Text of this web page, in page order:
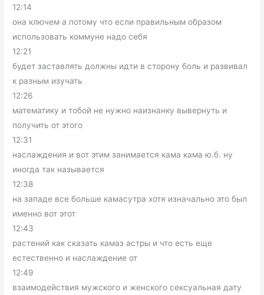
12:14
она ключем а потому что если правильным образом
использовать коммуне надо себя
12:21
будет заставлять должны идти в сторону боль и развивал
к разным изучать
12:26
математику и тобой не нужно наизнанку вывернуть и
получить от этого
12:31
наслаждения и вот этим занимается кама кама ю.б. ну
иногда так называется
12:38
на западе все больше камасутра хотя изначально это был
именно вот этот
12:43
растений как сказать камаз астры и что есть еще
естественно и наслаждение от
12:49
взаимодействия мужского и женского сексуальная дату